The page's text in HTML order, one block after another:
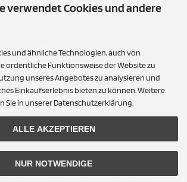
Barzahlung bei Abholung
inkl. gesetzl. MwSt. zzgl.Versandkosten
Preise entsprechen dem bisherigen Preis bei Alpin
verwendet Cookies und andere
und ähnliche Technologien, auch von
ordentliche Funktionsweise der Website zu
unseres Angebotes zu analysieren und
Einkaufserlebnis bieten zu können. Weitere
in unserer Datenschutzerklärung.
ALLE AKZEPTIEREN
NUR NOTWENDIGE